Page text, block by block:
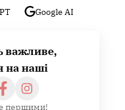
Google AI
важливе,
на наші
першими!